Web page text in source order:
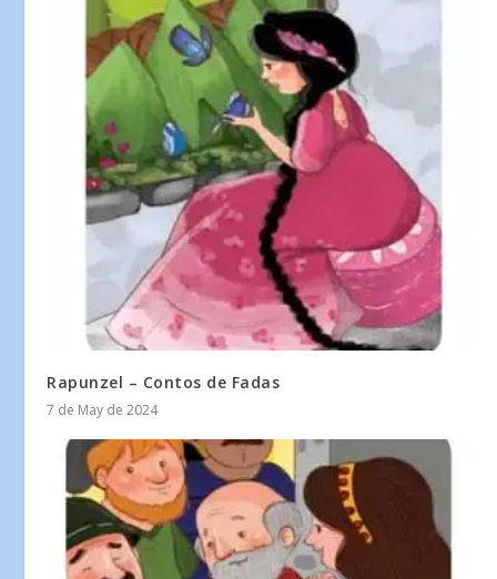
Rapunzel – Contos de Fadas
7 de May de 2024